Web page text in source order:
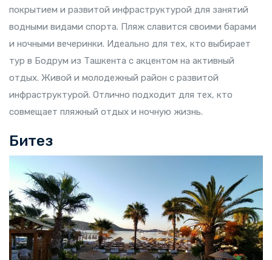
покрытием и развитой инфраструктурой для занятий
водными видами спорта. Пляж славится своими барами
и ночными вечеринки. Идеально для тех, кто выбирает
тур в Бодрум из Ташкента с акцентом на активный
отдых. Живой и молодежный район с развитой
инфраструктурой. Отлично подходит для тех, кто
совмещает пляжный отдых и ночную жизнь.
Битез